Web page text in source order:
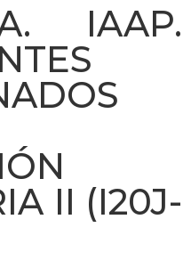
IAAP.
II (I20J-